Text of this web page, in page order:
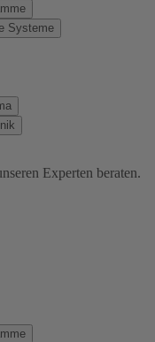
Systeme
Experten beraten.